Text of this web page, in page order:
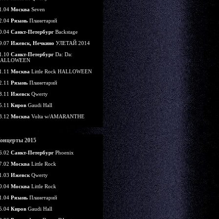
Москва Seven
Рязань Планетарий
Санкт-Петербург Backstage
Ижевск, Нечкино УЛЕТАЙ 2014
Санкт-Петербург Da: Da:
Москва Little Rock HALLOWEEN
Рязань Планетарий
Ижевск Qwerty
Киров Gaudi Hall
Москва Volta w/AMARANTHE
2015
Санкт-Петербург Phoenix
Москва Little Rock
Ижевск Qwerty
Москва Little Rock
Рязань Планетарий
Киров Gaudi Hall